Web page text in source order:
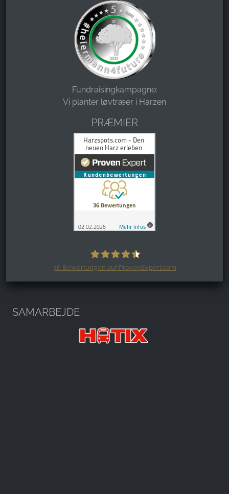
Fundraisingkampagne:
Vi planter løvtræer i Harzen
PRÆMIER
36 Bewertungen auf ProvenExpert.com
SAMARBEJDE